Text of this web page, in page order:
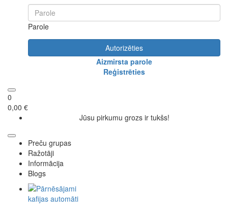
Parole
Autorizēties
Aizmirsta parole
Reģistrēties
0
0,00 €
Jūsu pirkumu grozs ir tukšs!
Preču grupas
Ražotāji
Informācija
Blogs